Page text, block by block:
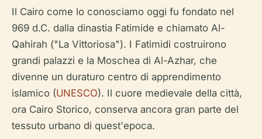
Il Cairo come lo conosciamo oggi fu fondato nel
969 d.C. dalla dinastia Fatimide e chiamato Al-
Qahirah ("La Vittoriosa"). I Fatimidi costruirono
grandi palazzi e la Moschea di Al-Azhar, che
divenne un duraturo centro di apprendimento
islamico (UNESCO). Il cuore medievale della città,
ora Cairo Storico, conserva ancora gran parte del
tessuto urbano di quest'epoca.